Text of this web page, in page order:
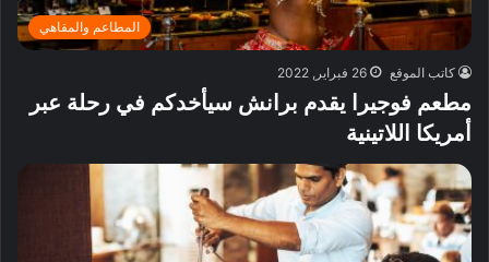
المطاعم والمقاهي
كاتب الموقع 26 فبراير, 2022
مطعم فوجيرا يقدم برانش سيأخدكم في رحلة عبر
أمريكا اللاتينية